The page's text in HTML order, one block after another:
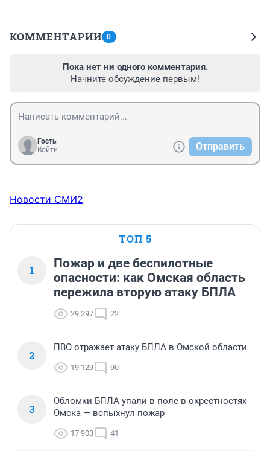
КОММЕНТАРИИ 0
Пока нет ни одного комментария.
Начните обсуждение первым!
Гость
Войти
Отправить
Новости СМИ2
ТОП 5
1
Пожар и две беспилотные
опасности: как Омская область
пережила вторую атаку БПЛА
29 297 22
2
ПВО отражает атаку БПЛА в Омской области
19 129 90
3
Обломки БПЛА упали в поле в окрестностях
Омска — вспыхнул пожар
17 903 41